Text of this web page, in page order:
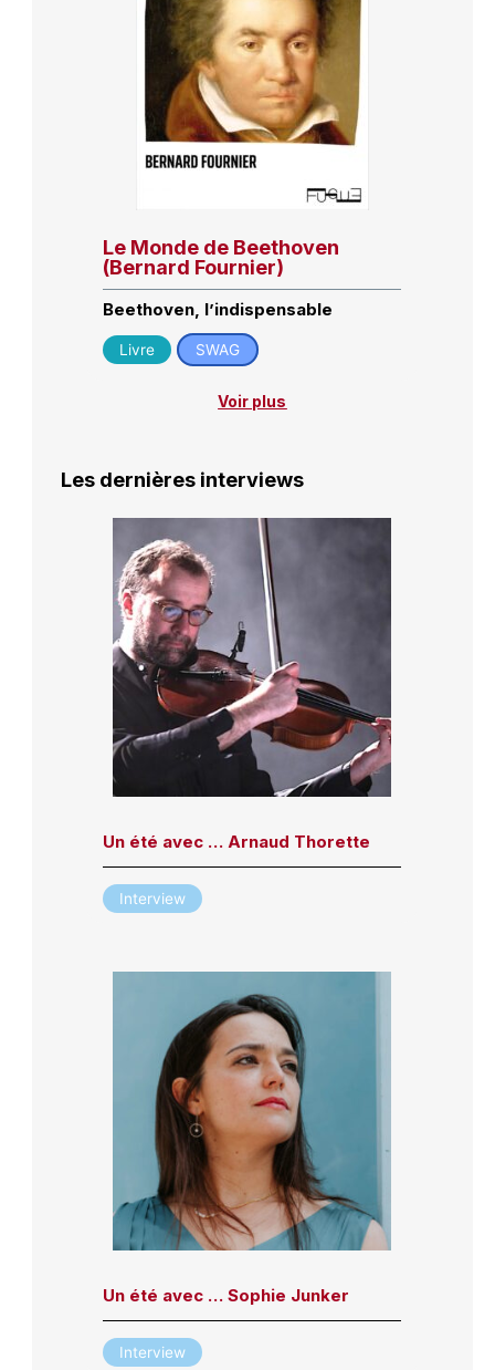
Le Monde de Beethoven
(Bernard Fournier)
Beethoven, l’indispensable
Livre SWAG
Voir plus
Les dernières interviews
Un été avec … Arnaud Thorette
Interview
Un été avec … Sophie Junker
Interview